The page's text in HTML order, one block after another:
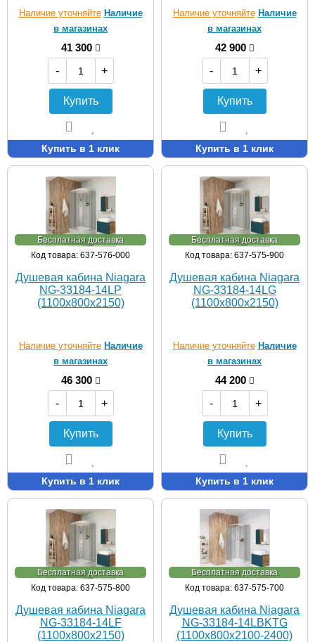
Наличие уточняйте Наличие
в магазинах
41 300
-
+
Купить
Купить в 1 клик
Наличие уточняйте Наличие
в магазинах
42 900
-
+
Купить
Купить в 1 клик
Бесплатная доставка
Код товара: 637-576-000
Душевая кабина Niagara
NG-33184-14LP
(1100х800х2150)
Наличие уточняйте Наличие
в магазинах
46 300
-
+
Купить
Купить в 1 клик
Бесплатная доставка
Код товара: 637-575-900
Душевая кабина Niagara
NG-33184-14LG
(1100х800х2150)
Наличие уточняйте Наличие
в магазинах
44 200
-
+
Купить
Купить в 1 клик
Бесплатная доставка
Код товара: 637-575-800
Душевая кабина Niagara
NG-33184-14LF
(1100х800х2150)
Бесплатная доставка
Код товара: 637-575-700
Душевая кабина Niagara
NG-33184-14LBKTG
(1100х800х2100-2400)